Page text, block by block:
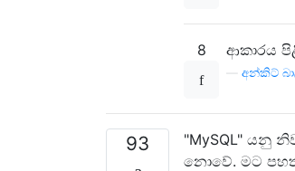
8 ආකාරය
අන්කිට්
93
"MySQL" යනු
නොවේ. මට පහත